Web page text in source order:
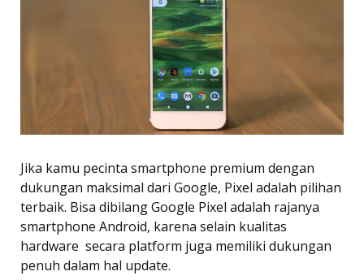
Jika kamu pecinta smartphone premium dengan
dukungan maksimal dari Google, Pixel adalah pilihan
terbaik. Bisa dibilang Google Pixel adalah rajanya
smartphone Android, karena selain kualitas
hardware  secara platform juga memiliki dukungan
penuh dalam hal update.